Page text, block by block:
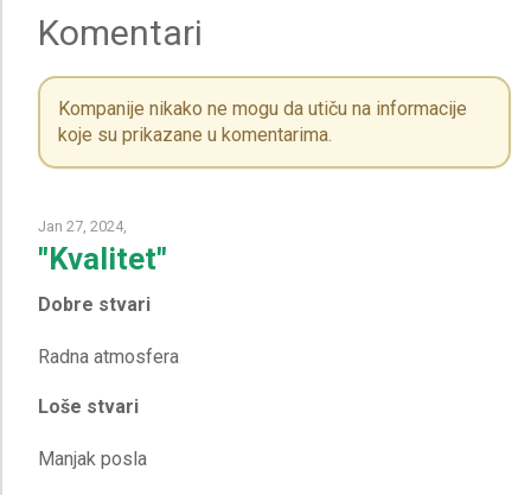
Komentari
Kompanije nikako ne mogu da utiču na informacije
koje su prikazane u komentarima.
Jan 27, 2024,
"Kvalitet"
Dobre stvari
Loše stvari